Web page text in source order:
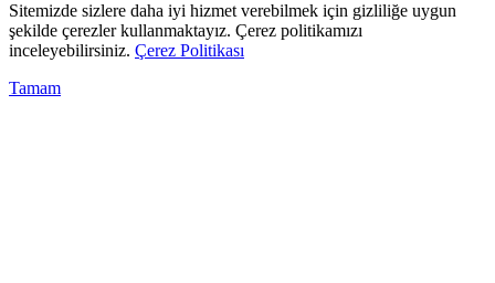
Sitemizde sizlere daha iyi hizmet verebilmek için gizliliğe uygun
şekilde çerezler kullanmaktayız. Çerez politikamızı
inceleyebilirsiniz. Çerez Politikası
Tamam